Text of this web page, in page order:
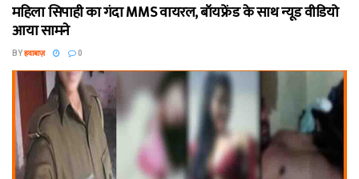
महिला सिपाही का गंदा MMS वायरल, बॉयफ्रेंड के साथ न्यूड वीडियो
आया सामने
BYहवाबाज़ 0